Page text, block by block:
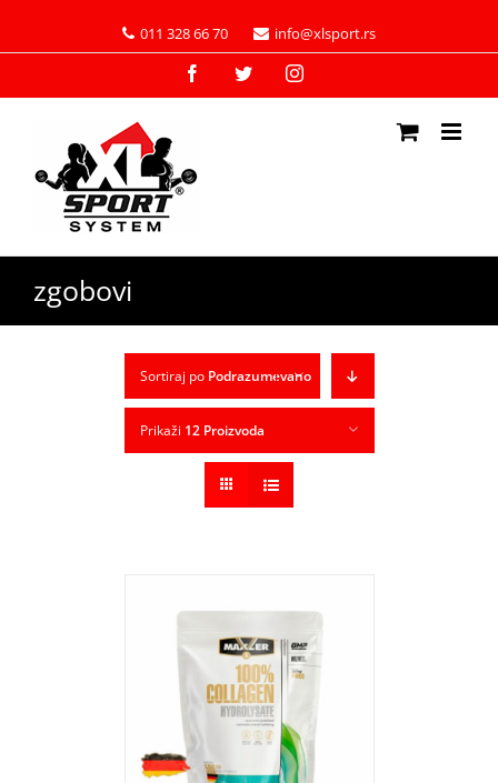
011 328 66 70 info@xlsport.rs
FacebookTwitterInstagram
zgobovi
Sortiraj po Podrazumevano
Prikaži 12 Proizvoda